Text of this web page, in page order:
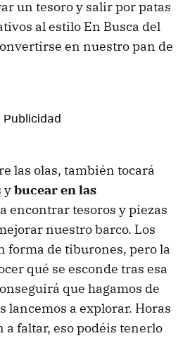
un tesoro y salir por patas
al estilo En Busca del
en nuestro pan de
las olas, también tocará
ybucear en las
encontrar tesoros y piezas
nuestro barco. Los
forma de tiburones, pero la
qué se esconde tras esa
que hagamos de
lancemos a explorar. Horas
a faltar, eso podéis tenerlo